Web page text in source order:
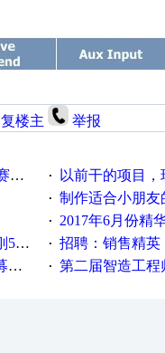
楼主 举报
· 以前干的项目，现在不
· 制作适合小朋友
· 2017年6月份精
券 · 招聘：销售精英
· 第二届智造工程师节